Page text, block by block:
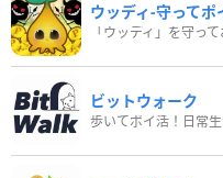
ウッディ‐守ってポ
「ウッディ」を守っ
ビットウォーク